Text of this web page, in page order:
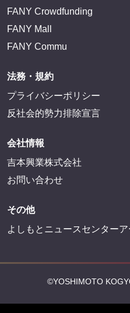
FANY Crowdfunding
FANY Mall
FANY Commu
法務・規約
プライバシーポリシー
反社会的勢力排除宣言
会社情報
吉本興業株式会社
お問い合わせ
その他
よしもとニュースセンター
©YOSHIMOTO